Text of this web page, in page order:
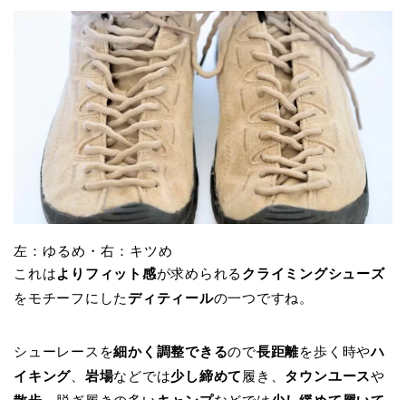
左：ゆるめ・右：キツめ
これはよりフィット感が求められる クライミングシューズ
をモチーフにしたディティールの一つですね。
シューレースを細かく調整できるので長距離を歩く時やハ
イキング
岩場などでは少し締めて 履き、 タウンユースや